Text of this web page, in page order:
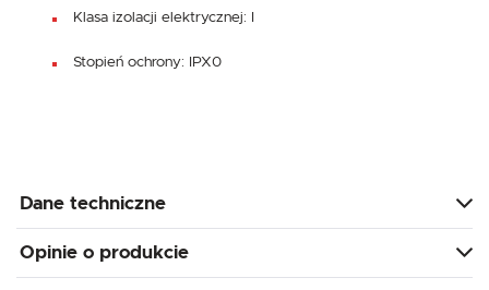
Klasa izolacji elektrycznej: I
Stopień ochrony: IPX0
Dane techniczne
Opinie o produkcie